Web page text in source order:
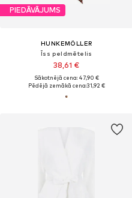
PIEDĀVĀJUMS
HUNKEMÖLLER
Īss peldmētelis
38,61 €
Sākotnējā cena: 47,90 €
Pēdējā zemākā cena:31,92 €